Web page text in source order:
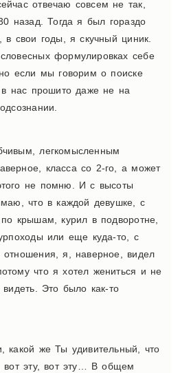
отвечаю совсем не так,
назад. Тогда я был гораздо
в свои годы, я скучный циник.
формулировках себе
если мы говорим о поиске
в нас прошито даже не на
легкомысленным
класса со 2-го, а может
не помню. И с высоты
что в каждой девушке, с
крышам, курил в подворотне,
или еще куда-то, с
отношения, я, наверное, видел
что я хотел жениться и не
Это было как-то
какой же Ты удивительный, что
эту, вот эту… В общем